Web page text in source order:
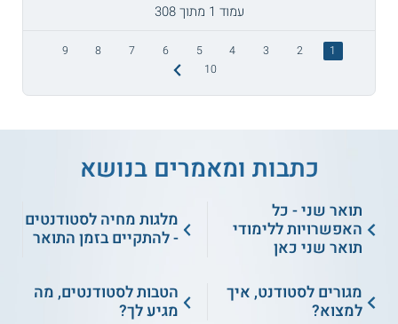
עמוד 1 מתוך 308
1
2
3
4
5
6
7
8
9
10
כתבות ומאמרים בנושא
תואר שני - כל
האפשרויות ללימודי
תואר שני כאן
מלגות מחיה לסטודנטים
- להתקיים בזמן התואר
מגורים לסטודנט, איך
למצוא?
הטבות לסטודנטים, מה
מגיע לך?